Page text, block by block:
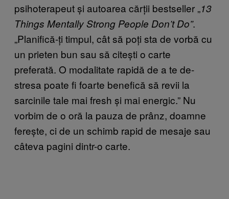
psihoterapeut și autoarea cărții bestseller „13
Things Mentally Strong People Don’t Do”.
„Planifică-ți timpul, cât să poți sta de vorbă cu
un prieten bun sau să citești o carte
preferată. O modalitate rapidă de a te de-
stresa poate fi foarte benefică să revii la
sarcinile tale mai fresh și mai energic.” Nu
vorbim de o oră la pauza de prânz, doamne
ferește, ci de un schimb rapid de mesaje sau
câteva pagini dintr-o carte.